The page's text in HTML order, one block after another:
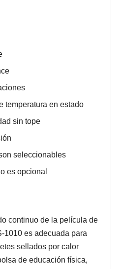
temperatura en estado
sin tope
seleccionables
es opcional
continuo de la película de
1010 es adecuada para
sellados por calor
de educación física,